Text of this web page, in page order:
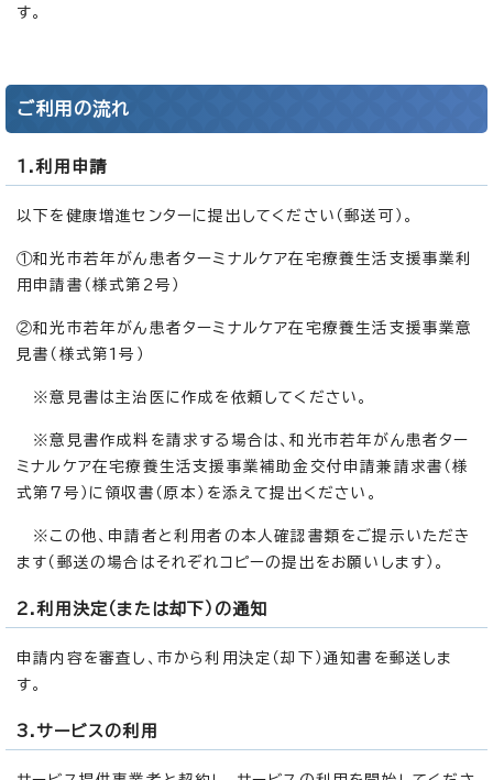
す。
ご利用の流れ
1.利用申請
以下を健康増進センターに提出してください（郵送可）。
①和光市若年がん患者ターミナルケア在宅療養生活支援事業利
用申請書（様式第2号）
②和光市若年がん患者ターミナルケア在宅療養生活支援事業意
見書（様式第1号）
※意見書は主治医に作成を依頼してください。
※意見書作成料を請求する場合は、和光市若年がん患者ター
ミナルケア在宅療養生活支援事業補助金交付申請兼請求書（様
式第7号）に領収書（原本）を添えて提出ください。
※この他、申請者と利用者の本人確認書類をご提示いただき
ます（郵送の場合はそれぞれコピーの提出をお願いします）。
2.利用決定（または却下）の通知
申請内容を審査し、市から利用決定（却下）通知書を郵送しま
す。
3.サービスの利用